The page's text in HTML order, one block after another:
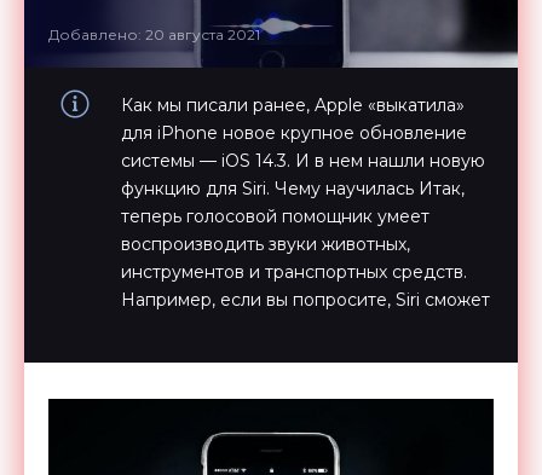
Добавлено: 20 августа 2021
Как мы писали ранее, Apple «выкатила»
для iPhone новое крупное обновление
системы — iOS 14.3. И в нем нашли новую
функцию для Siri. Чему научилась Итак,
теперь голосовой помощник умеет
воспроизводить звуки животных,
инструментов и транспортных средств.
Например, если вы попросите, Siri сможет